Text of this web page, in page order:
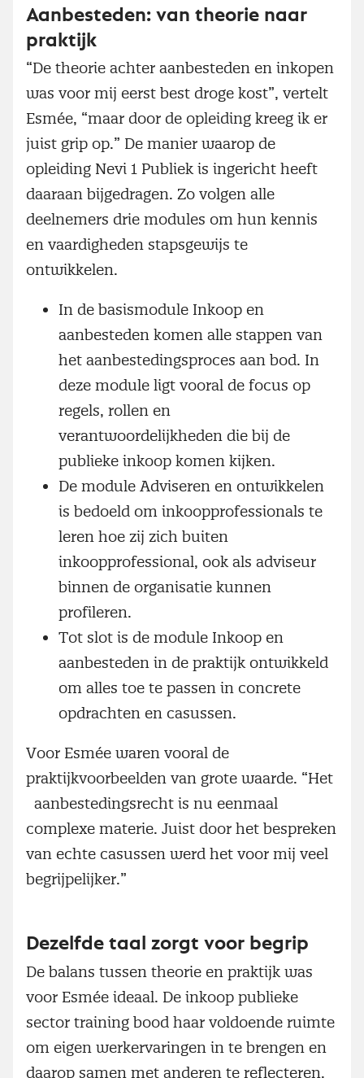
Aanbesteden: van theorie naar
praktijk
“De theorie achter aanbesteden en inkopen
was voor mij eerst best droge kost”, vertelt
Esmée, “maar door de opleiding kreeg ik er
juist grip op.” De manier waarop de
opleiding Nevi 1 Publiek is ingericht heeft
daaraan bijgedragen. Zo volgen alle
deelnemers drie modules om hun kennis
en vaardigheden stapsgewijs te
ontwikkelen.
In de basismodule Inkoop en
aanbesteden komen alle stappen van
het aanbestedingsproces aan bod. In
deze module ligt vooral de focus op
regels, rollen en
verantwoordelijkheden die bij de
publieke inkoop komen kijken.
De module Adviseren en ontwikkelen
is bedoeld om inkoopprofessionals te
leren hoe zij zich buiten
inkoopprofessional, ook als adviseur
binnen de organisatie kunnen
profileren.
Tot slot is de module Inkoop en
aanbesteden in de praktijk ontwikkeld
om alles toe te passen in concrete
opdrachten en casussen.
Voor Esmée waren vooral de
praktijkvoorbeelden van grote waarde. “Het
aanbestedingsrecht is nu eenmaal
complexe materie. Juist door het bespreken
van echte casussen werd het voor mij veel
begrijpelijker.”
Dezelfde taal zorgt voor begrip
De balans tussen theorie en praktijk was
voor Esmée ideaal. De inkoop publieke
sector training bood haar voldoende ruimte
om eigen werkervaringen in te brengen en
daarop samen met anderen te reflecteren.